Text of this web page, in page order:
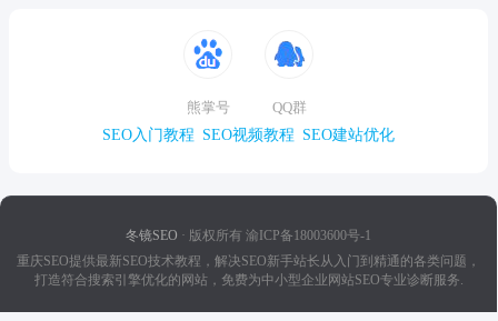
熊掌号
QQ群
SEO入门教程 SEO视频教程 SEO建站优化
冬镜SEO · 版权所有 渝ICP备18003600号-1
重庆SEO提供最新SEO技术教程，解决SEO新手站长从入门到精通的各类问题，
打造符合搜索引擎优化的网站，免费为中小型企业网站SEO专业诊断服务.